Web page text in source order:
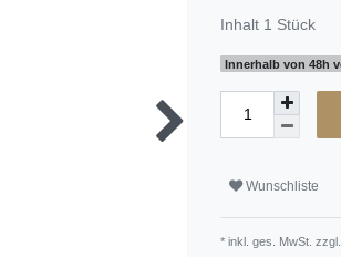
Inhalt 1 Stück
Innerhalb von 48h
Wunschliste
* inkl. ges. MwSt. zzgl.